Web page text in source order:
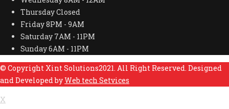
ThursdayClosed
Friday8PM - 9AM
Saturday 7AM - 11PM
Sunday6AM - 11PM
© Copyright Xint Solutions2021. All Right Reserved. Designed
and Developed byWeb tech Setvices
X